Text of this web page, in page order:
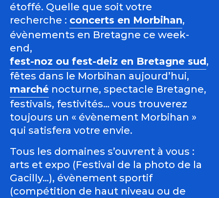
étoffé. Quelle que soit votre
recherche : concerts en Morbihan,
évènements en Bretagne ce week-
end,
fest-noz ou fest-deiz en Bretagne sud,
fêtes dans le Morbihan aujourd’hui,
marché nocturne, spectacle Bretagne,
festivals, festivités… vous trouverez
toujours un « évènement Morbihan »
qui satisfera votre envie.
Tous les domaines s’ouvrent à vous :
arts et expo (Festival de la photo de la
Gacilly…), évènement sportif
(compétition de haut niveau ou de